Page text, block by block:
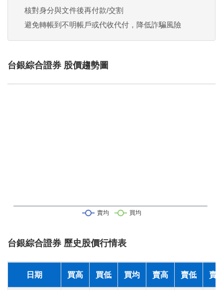
核對身分與文件後再付款/交割
避免轉帳到不明帳戶或代收代付，降低詐騙風險
台銀綜合證券 股價趨勢圖
台銀綜合證券 歷史股價行情表
日期 買高 買低 買均 賣高 賣低 賣